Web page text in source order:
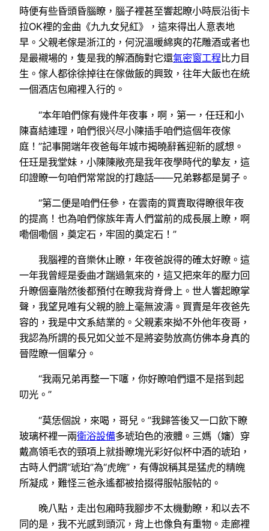
時便有些昏頭昏腦瞭，腦子裡甚至響起瞭小時辰沿街卡
拉OK裡的金曲《九九女兒紅》，這來得出人意表地
早。父親老傢是浙江的，何況溫暖綿爽的花雕酒或者也
是最襯場的，隻是我的解酒酶對它還氣密窗工程比力目
生。傢人都徐徐掉往在傢做飯的興致，往年大飯也在統
一個酒店包廂裡入行的。
“本年咱們傢有幾件年夜事，啊，第一，任玨和小
陳喜結連理，咱們很兴尽小陳插手咱們這個年夜傢
庭！”記事開端年夜爸每年城市揭曉辭舊迎新的感想。
任玨是我堂妹，小陳陳敞亮是我年夜學時代的摯友，這
印證瞭一句咱們常常說的打趣話——兄弟夥都是舅子。
“第二便是咱們任參，在雲南的買賣取得瞭很年夜
的提高！也為咱們傢族年青人們當前的成長展上瞭，啊
嘞個嘞個，奠定石，牢固的奠定石！”
我腦裡的音樂休止瞭，年夜爸說得的確太好瞭。這
一年我曾經是委曲才踹過氣來的，這又把來年的壓力回
升瞭個臺階然後都預付在瞭我背脊骨上。世人響起瞭掌
聲，我望見唯有父親的臉上毫無波濤。買賣是年夜爸先
容的，我是中文系結業的。父親素來拗不外他年夜哥，
我認為所謂的長兄如父並不是將姿勢放高仿佛本身真的
晉陞瞭一個輩分。
“我兩兄弟再整一下噻，你好瞭咱們還不是搭到起
叨光。”
“莫恁個說，來喝，哥兒。”我歸答後又一口飲下瞭
玻璃杯裡一兩衛浴設備多琥珀色的液體。三媽（嬸）穿
戴高領毛衣的頸項上就掛瞭塊光彩好似杯中酒的琥珀，
古時人們謂“琥珀”為“虎魄”，有傳說稱其是猛虎的精魄
所凝成，難怪三爸永遙都被拾掇得服帖服帖的。
晚八點，走出包廂時我腳步不太機動瞭，和以去不
同的是，我不光感到頭沉，背上也像負有重物。走廊裡